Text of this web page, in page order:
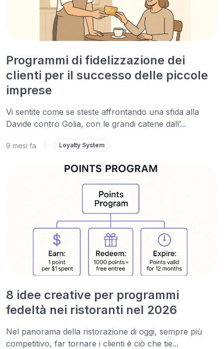
Programmi di fidelizzazione dei
clienti per il successo delle piccole
imprese
Vi sentite come se steste affrontando una sfida alla
Davide contro Golia, con le grandi catene dall’...
9 mesi fa Loyalty System
8 idee creative per programmi
fedeltà nei ristoranti nel 2026
Nel panorama della ristorazione di oggi, sempre più
competitivo, far tornare i clienti è ciò che tie...